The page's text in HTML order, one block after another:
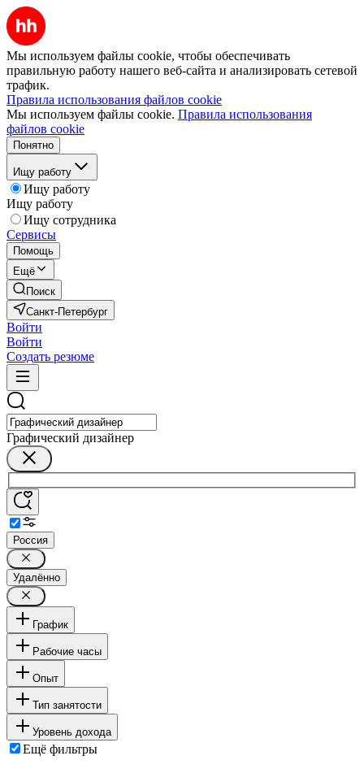
Мы используем файлы cookie, чтобы обеспечивать
правильную работу нашего веб-сайта и анализировать сетевой
трафик.
Правила использования файлов cookie
Мы используем файлы cookie. Правила использования
файлов cookie
Понятно
Ищу работу
Ищу работу
Ищу работу
Ищу сотрудника
Сервисы
Помощь
Ещё
Поиск
Санкт-Петербург
Войти
Войти
Создать резюме
Графический дизайнер
Россия
Удалённо
График
Рабочие часы
Опыт
Тип занятости
Уровень дохода
Ещё фильтры